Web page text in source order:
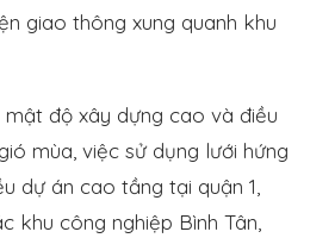
giao thông xung quanh khu
mật độ xây dựng cao và điều
mùa, việc sử dụng lưới hứng
dự án cao tầng tại quận 1,
khu công nghiệp Bình Tân,